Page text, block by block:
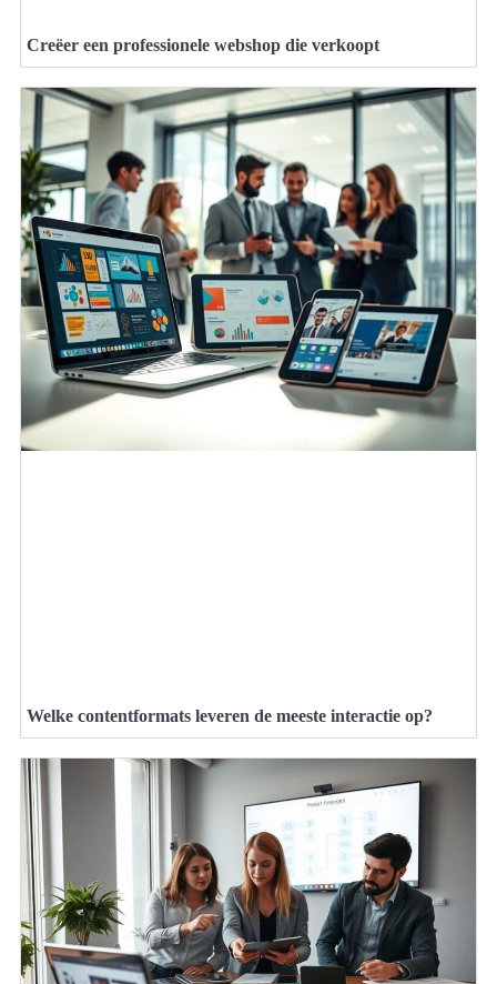
Creëer een professionele webshop die verkoopt
Welke contentformats leveren de meeste interactie op?